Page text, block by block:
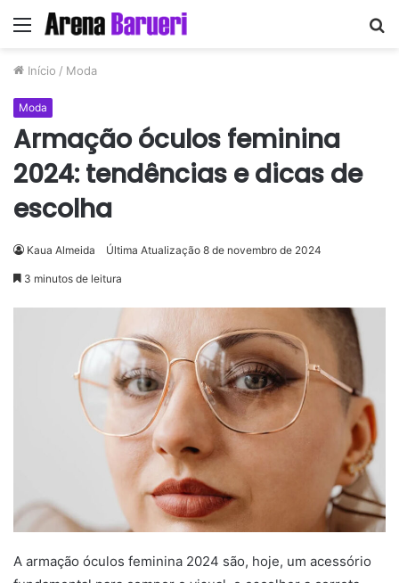
Menu
Início / Moda
Moda
Armação óculos feminina
2024: tendências e dicas de
escolha
Kaua Almeida Última Atualização 8 de novembro de 2024
3 minutos de leitura
A armação óculos feminina 2024 são, hoje, um acessório